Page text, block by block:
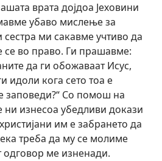
врата дојдоа Јеховини
убаво мислење за
сестра ми сакавме учтиво да
во право. Ги прашавме:
да ги обожаваат Исус,
идоли кога сето тоа е
заповеди?“ Со помош на
ни изнесоа убедливи докази
им е забрането да
треба да му се молиме
ме изненади.